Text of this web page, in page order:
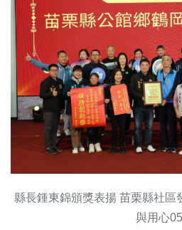
縣長鍾東錦頒獎表揚 苗栗縣社區
與用心05